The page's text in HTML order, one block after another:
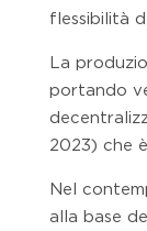
flessibilità
La
portando
2023) che
Nel
alla base